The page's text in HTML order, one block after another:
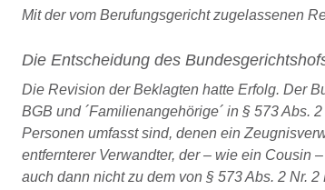
Mit der vom Berufungsgericht zugelassenen
Die Entscheidung des
Die Revision der Beklagten hatte Erfolg. Der
BGB und ´Familienangehörige´ in § 573
Personen umfasst sind, denen ein
entfernterer Verwandter, der – wie ein Cousin
auch dann nicht zu dem von § 573 Abs. 2 Nr.